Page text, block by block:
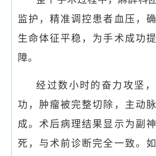
监护，精准调控患者血压，
生命体征平稳，为手术成功
障。
经过数小时的奋力攻坚
功，肿瘤被完整切除，主动
成。术后病理结果显示为副
死，与术前诊断完全一致。